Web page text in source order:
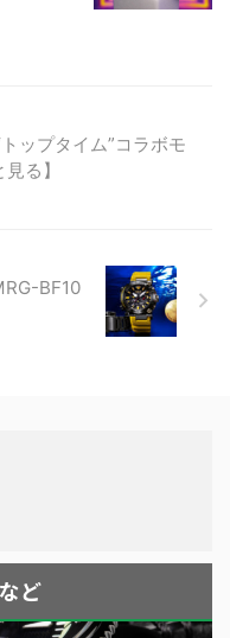
ップタイム”コラボモ
る】
BF10
ど